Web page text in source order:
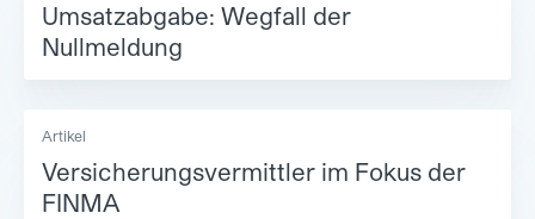
Umsatzabgabe: Wegfall der
Nullmeldung
Artikel
Versicherungsvermittler im Fokus der
FINMA